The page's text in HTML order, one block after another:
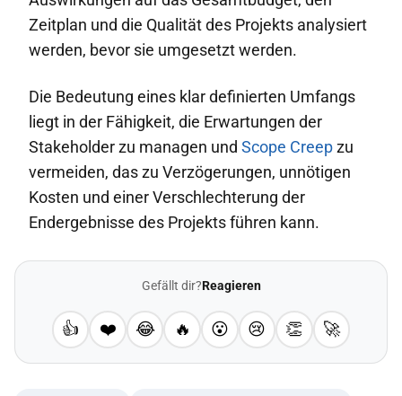
Zeitplan und die Qualität des Projekts analysiert
werden, bevor sie umgesetzt werden.
Die Bedeutung eines klar definierten Umfangs
liegt in der Fähigkeit, die Erwartungen der
Stakeholder zu managen und Scope Creepzu
vermeiden, das zu Verzögerungen, unnötigen
Kosten und einer Verschlechterung der
Endergebnisse des Projekts führen kann.
Gefällt dir?Reagieren
👍 ❤️ 😂 🔥 😮 😢 👏 🚀